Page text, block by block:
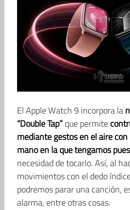
El Apple Watch 9 incorpora la
“Double Tap”que permite
mediante gestos en el aire con
mano en la que tengamos
necesidad de tocarlo. Así, al
movimientos con el dedo
podremos parar una canción,
alarma, entre otras cosas.